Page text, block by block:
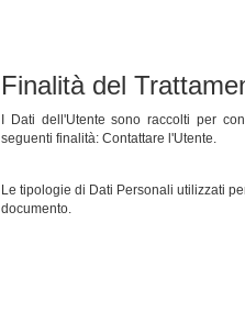
Finalità del
I Dati dell'Utente sono raccolti per
seguenti finalità: Contattare l'Utente.
Le tipologie di Dati Personali utilizzati
documento.